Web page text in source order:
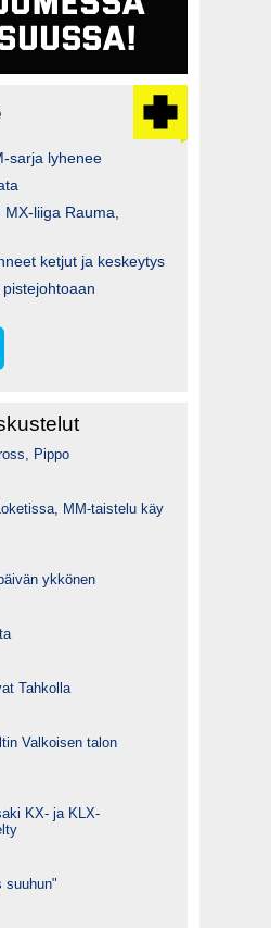
sarja lyhenee
liiga Rauma,
ketjut ja keskeytys
Pippo
MM-taistelu käy
ykkönen
Tahkolla
Valkoisen talon
KX- ja KLX-
suuhun"